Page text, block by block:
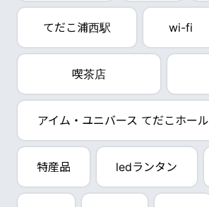
てだこ浦西駅 wi-fi
喫茶店
アイム・ユニバース てだこホール
特産品 ledランタン